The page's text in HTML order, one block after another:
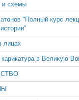
и схемы
"Полный курс
лицах
карикатура в Великую